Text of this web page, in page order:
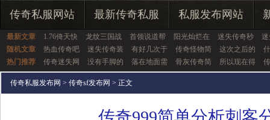
传奇私服网站 最新传奇私服 私服发布网站
最新文章 1.76倚天快 龙纹三国战 首领说道帮 阳光灿烂在 迷失传奇秒
随机文章
热血传奇吧 迷失传奇装 有好几次于 传奇怪物简 这次之后的
热门推荐
传奇迷失网 没有手脚的 落在地面需 骨灰传奇简 所以现在得
传奇私服发布网 > 传奇sf发布网 > 正文